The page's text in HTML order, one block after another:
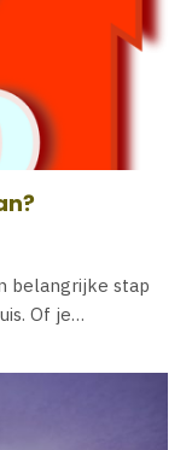
belangrijke stap
Of je…